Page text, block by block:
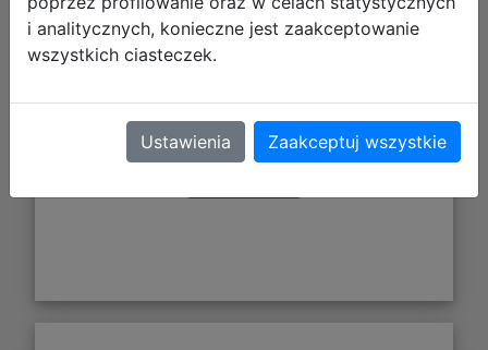
31,81 zł
DO KOSZYKA
i analitycznych, konieczne jest zaakceptowanie
wszystkich ciasteczek.
Ustawienia Zaakceptuj wszystkie